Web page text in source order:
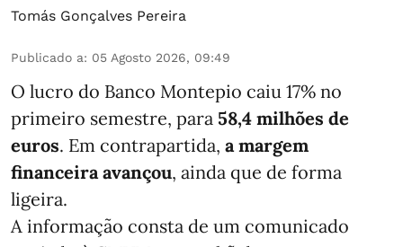
Tomás Gonçalves Pereira
Publicado a: 05 Agosto 2026, 09:49
O lucro do Banco Montepio caiu 17% no
primeiro semestre, para 58,4 milhões de
euros. Em contrapartida, a margem
financeira avançou, ainda que de forma
ligeira.
A informação consta de um comunicado